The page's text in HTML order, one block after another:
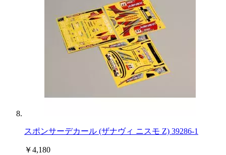
スポンサーデカール (ザナヴィ ニスモ Z) 39286-1
￥4,180